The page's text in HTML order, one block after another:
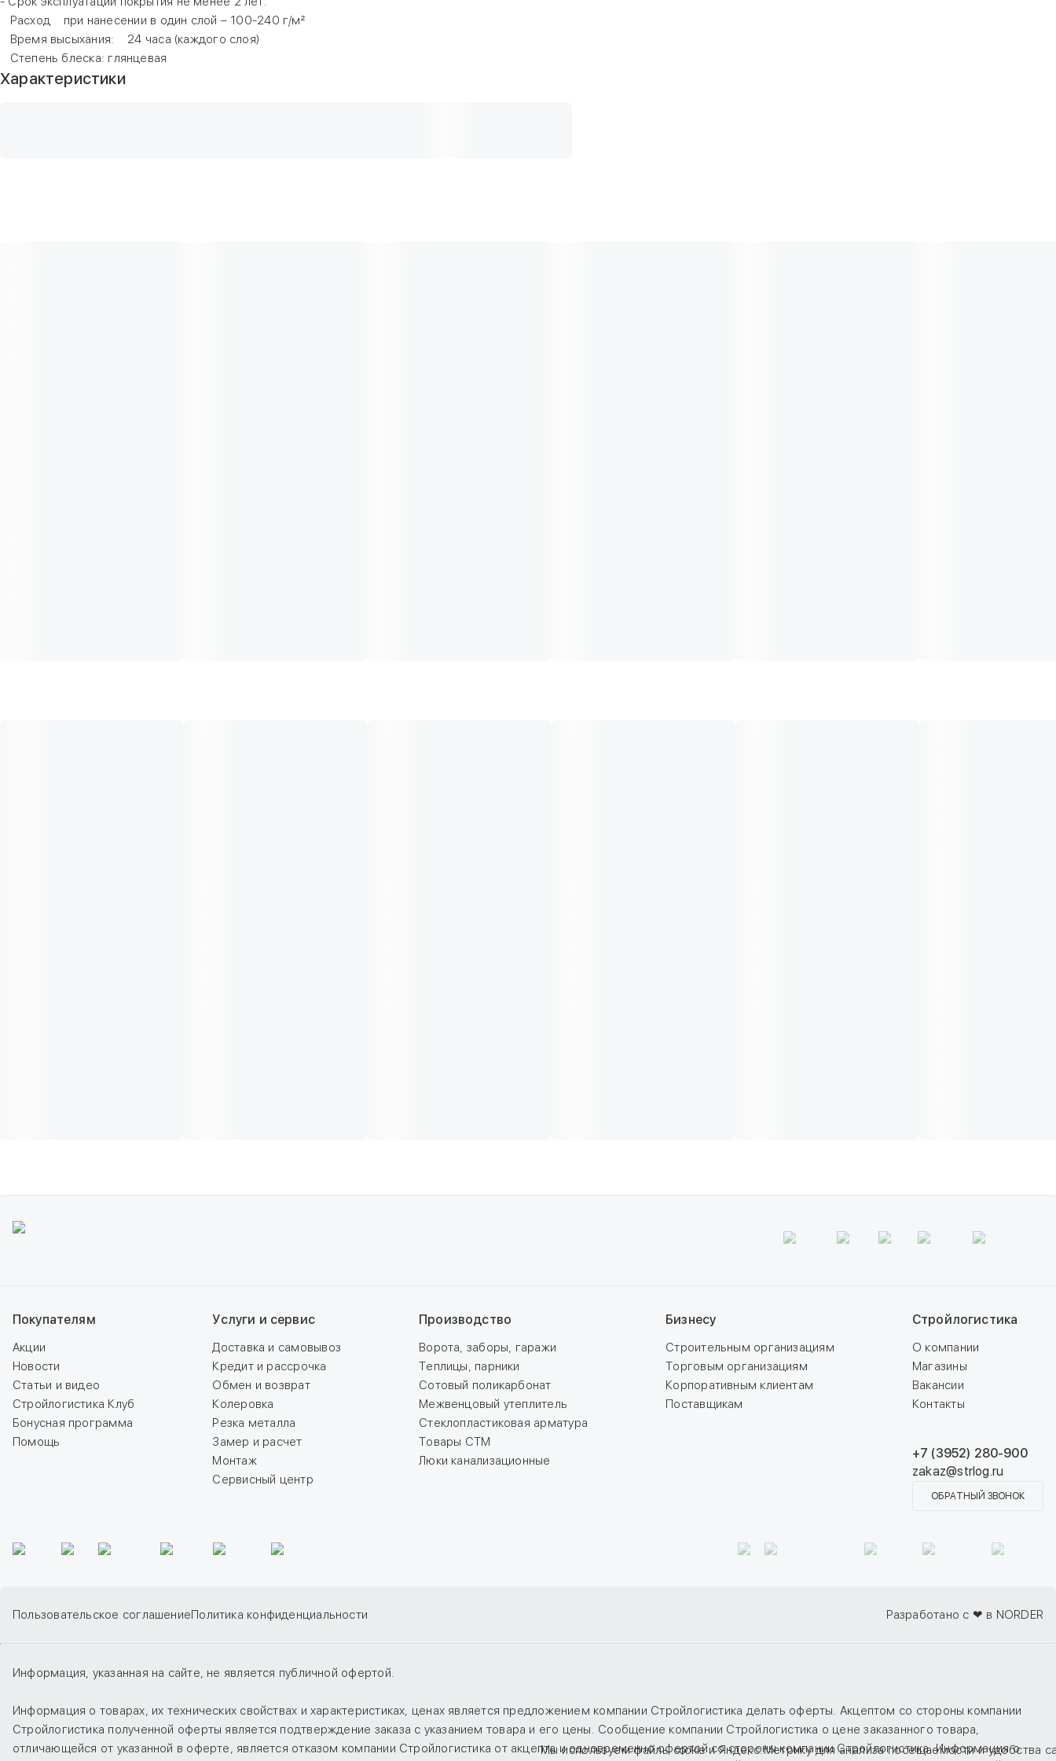
Расход при нанесении в один слой – 100-240 г/м²
Время высыхания: 24 часа (каждого слоя)
Степень блеска: глянцевая
Характеристики
Покупателям
Акции
Новости
Статьи и видео
Стройлогистика Клуб
Бонусная программа
Помощь
Услуги и сервис
Доставка и самовывоз
Кредит и рассрочка
Обмен и возврат
Колеровка
Резка металла
Замер и расчет
Монтаж
Сервисный центр
Производство
Ворота, заборы, гаражи
Теплицы, парники
Сотовый поликарбонат
Межвенцовый утеплитель
Стеклопластиковая арматура
Товары СТМ
Люки канализационные
Бизнесу
Строительным организациям
Торговым организациям
Корпоративным клиентам
Поставщикам
Стройлогистика
О компании
Магазины
Вакансии
Контакты
+7 (3952) 280-900
zakaz@strlog.ru
ОБРАТНЫЙ ЗВОНОК
Пользовательское соглашениеПолитика конфиденциальности Разработано с ❤ в NORDER
Информация, указанная на сайте, не является публичной офертой.
Информация о товарах, их технических свойствах и характеристиках, ценах является предложением компании Стройлогистика делать оферты. Акцептом со стороны компании
Стройлогистика полученной оферты является подтверждение заказа с указанием товара и его цены. Сообщение компании Стройлогистика о цене заказанного товара,
отличающейся от указанной в оферте, является отказом компании Стройлогистика от акцепта и одновременно офертой со стороны компании Стройлогистика. Информация о
Мы используем файлы cookie и Яндекс.Метрику для анализа посещаемости и удобства